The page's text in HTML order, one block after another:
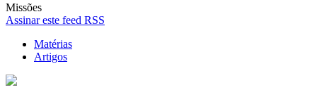
Missões
Assinar este feed RSS
Matérias
Artigos